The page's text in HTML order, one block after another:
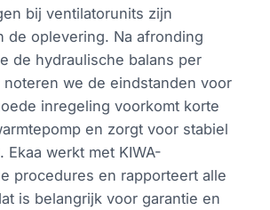
bij ventilatorunits zijn
de oplevering. Na afronding
de hydraulische balans per
we de eindstanden voor
inregeling voorkomt korte
en zorgt voor stabiel
Ekaa werkt met KIWA-
procedures en rapporteert alle
is belangrijk voor garantie en